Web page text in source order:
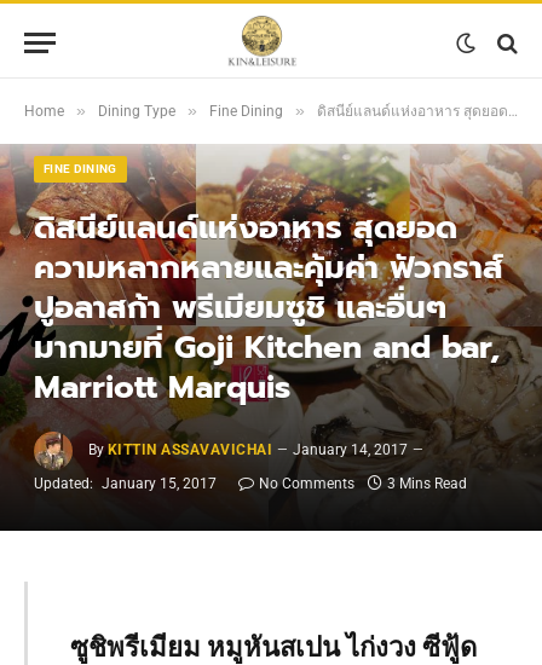
Home » Dining Type » Fine Dining » ดิสนีย์แลนด์แห่งอาหาร สุดยอดความหลากหลายและคุ้มค่า ฟัวกราส์ ปูอลาสก้า พรีเมียมซูชิ และอื่นๆมากมายที่ Goji Kitchen and bar, Marriott Marquis
FINE DINING
ดิสนีย์แลนด์แห่งอาหาร สุดยอด
ความหลากหลายและคุ้มค่า ฟัวกราส์
ปูอลาสก้า พรีเมียมซูชิ และอื่นๆ
มากมายที่ Goji Kitchen and bar,
Marriott Marquis
By KITTIN ASSAVAVICHAI
January 14, 2017
Updated: January 15, 2017 No Comments 3 Mins Read
ซูชิพรีเมียม หมูหันสเปน ไก่งวง ซีฟู้ด